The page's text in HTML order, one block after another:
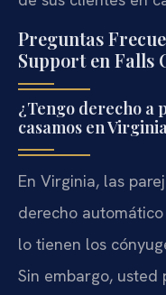
Preguntas
Support en Falls
¿Tengo derecho a
casamos en
En Virginia, las
derecho
lo tienen los
Sin embargo,